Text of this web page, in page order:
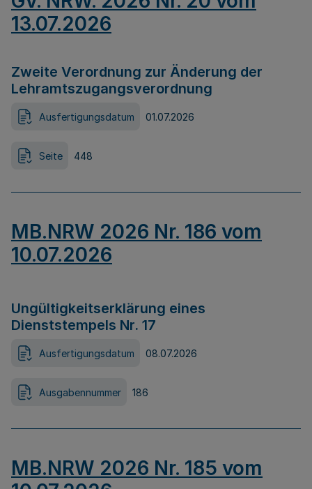
13.07.2026
Zweite Verordnung zur Änderung der
Lehramtszugangsverordnung
Ausfertigungsdatum 01.07.2026
Seite 448
MB.NRW 2026 Nr. 186 vom
10.07.2026
Ungültigkeitserklärung eines
Dienststempels Nr. 17
Ausfertigungsdatum 08.07.2026
Ausgabennummer 186
MB.NRW 2026 Nr. 185 vom